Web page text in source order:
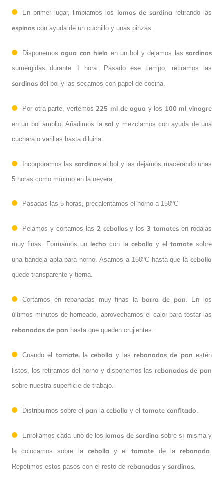
En primer lugar, limpiamos los lomos de sardina retirando las
espinas con ayuda de un cuchillo y unas pinzas.
Disponemosagua con hielo en un bol y dejamos lassardinas
sumergidas durante 1 hora. Pasado ese tiempo, retiramos las
sardinas del bol y las secamos con papel de cocina.
Por otra parte, vertemos 225 ml de agua y los 100 ml vinagre
en un bol amplio. Añadimos la sal y mezclamos con ayuda de una
cuchara o varillas hasta diluirla.
Incorporamos las sardinasal bol y las dejamos macerando unas
5 horas como mínimo en la nevera.
Pasadas las 5 horas, precalentamos el horno a 150ºC
Pelamos y cortamos las 2 cebollasy los 3 tomates en rodajas
muy finas. Formamos un lecho con la cebolla y el tomatesobre
una bandeja apta para horno. Asamos a 150ºC hasta que la cebolla
quede transparente y tierna.
Cortamos en rebanadas muy finas la barra de pan . En los
últimos minutos de horneado, aprovechamos el calor para tostar las
rebanadas de pan hasta que queden crujientes.
Cuando el tomate, lacebolla y las rebanadas de pan estén
listos, los retiramos del horno y disponemos las rebanadas de pan
sobre nuestra superficie de trabajo.
Distribuimos sobre el pan la cebolla y el tomate confitado
Enrollamos cada uno de los lomos de sardina sobre sí misma y
la colocamos sobre la cebolla y eltomate de la rebanada
Repetimos estos pasos con el resto de rebanadas y sardinas